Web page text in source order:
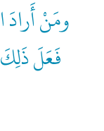
ومَنْ أَرادَ
فَعَلَ